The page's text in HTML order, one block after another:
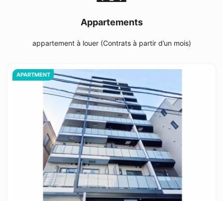
Appartements
appartement à louer (Contrats à partir d’un mois)
APARTMENT